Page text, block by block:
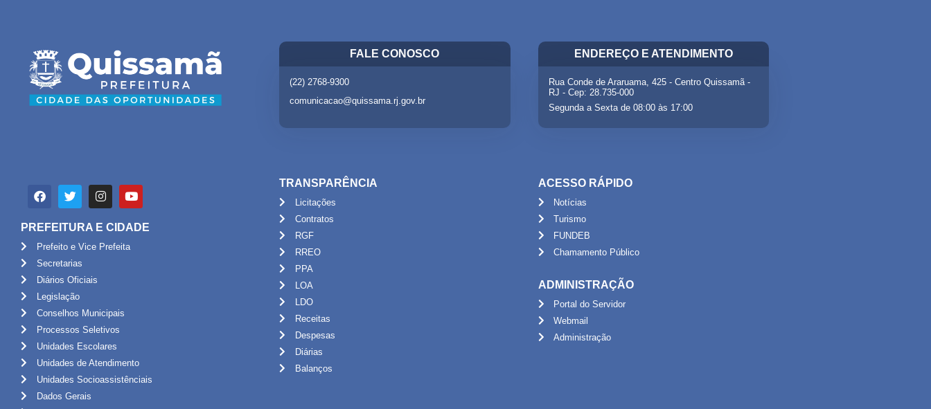
FALE CONOSCO
(22) 2768-9300
comunicacao@quissama.rj.gov.br
ENDEREÇO E ATENDIMENTO
Rua Conde de Araruama, 425 - Centro Quissamã -
RJ - Cep: 28.735-000
Segunda a Sexta de 08:00 às 17:00
PREFEITURA E CIDADE
Prefeito e Vice Prefeita
Secretarias
Diários Oficiais
Legislação
Conselhos Municipais
Processos Seletivos
Unidades Escolares
Unidades de Atendimento
Unidades Socioassistênciais
Dados Gerais
TRANSPARÊNCIA
Licitações
Contratos
RGF
RREO
PPA
LOA
LDO
Receitas
Despesas
Diárias
Balanços
ACESSO RÁPIDO
Notícias
Turismo
FUNDEB
Chamamento Público
ADMINISTRAÇÃO
Portal do Servidor
Webmail
Administração